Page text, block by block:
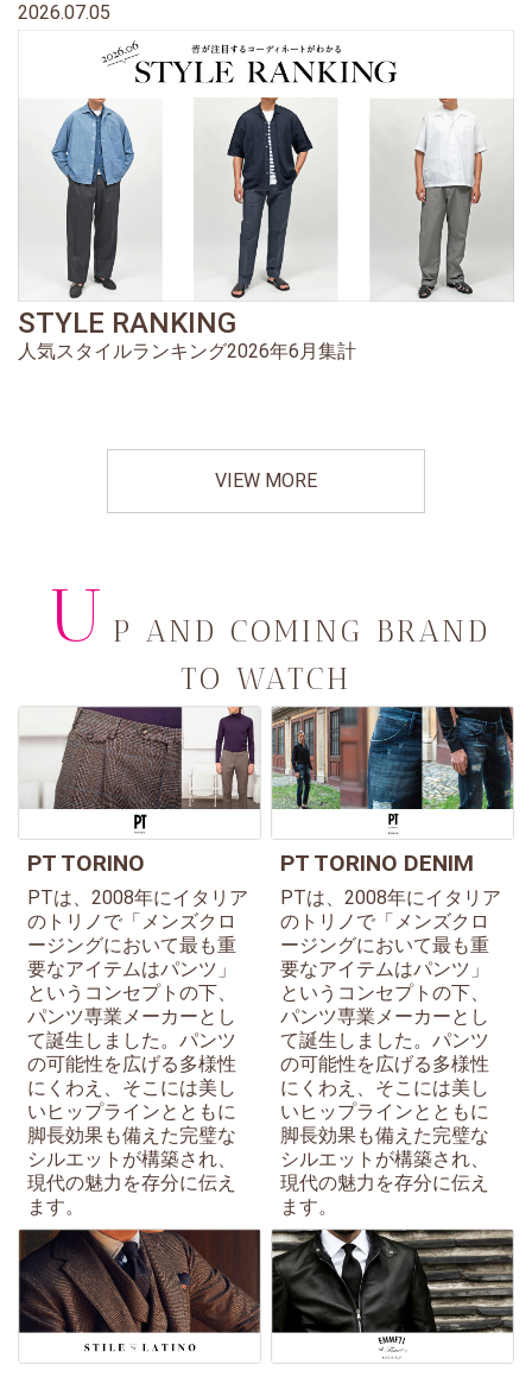
2026.07.05
STYLE RANKING
人気スタイルランキング2026年6月集計
VIEW MORE
U P AND COMING BRAND
TO WATCH
PT TORINO
PTは、2008年にイタリア
のトリノで「メンズクロ
ージングにおいて最も重
要なアイテムはパンツ」
というコンセプトの下、
パンツ専業メーカーとし
て誕生しました。パンツ
の可能性を広げる多様性
にくわえ、そこには美し
いヒップラインとともに
脚長効果も備えた完璧な
シルエットが構築され、
現代の魅力を存分に伝え
ます。
PT TORINO DENIM
PTは、2008年にイタリア
のトリノで「メンズクロ
ージングにおいて最も重
要なアイテムはパンツ」
というコンセプトの下、
パンツ専業メーカーとし
て誕生しました。パンツ
の可能性を広げる多様性
にくわえ、そこには美し
いヒップラインとともに
脚長効果も備えた完璧な
シルエットが構築され、
現代の魅力を存分に伝え
ます。